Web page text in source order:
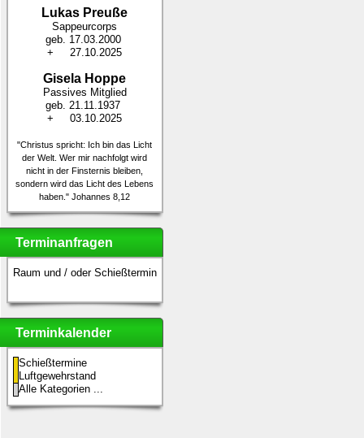
Lukas Preuße
Sappeurcorps
geb. 17.03.2000
+ 27.10.2025
Gisela Hoppe
Passives Mitglied
geb. 21.11.1937
+ 03.10.2025
"Christus spricht: Ich bin das Licht
der Welt. Wer mir nachfolgtwird
nicht in der Finsternis bleiben,
sondern wird das Licht desLebens
haben." Johannes 8,12
Terminanfragen
Raum und / oder Schießtermin
Terminkalender
Schießtermine
Luftgewehrstand
Alle Kategorien ...